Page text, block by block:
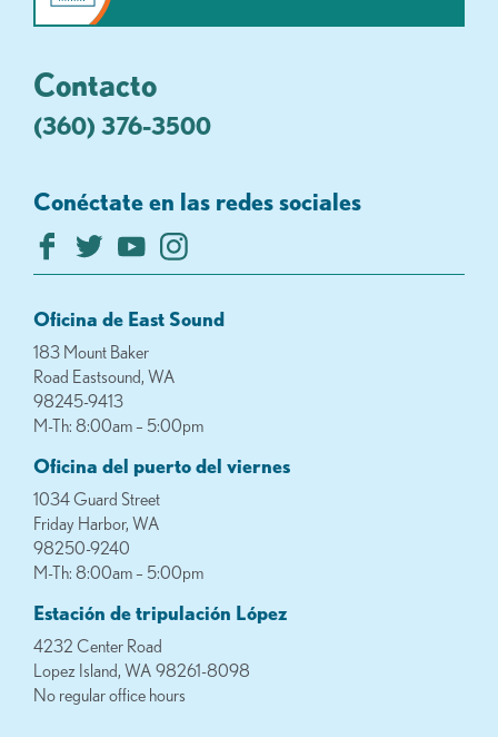
Contacto
(360) 376-3500
Conéctate en las redes sociales
Oficina de East Sound
183 Mount Baker
Road Eastsound, WA
98245-9413
M-Th: 8:00am – 5:00pm
Oficina del puerto del viernes
1034 Guard Street
Friday Harbor, WA
98250-9240
M-Th: 8:00am – 5:00pm
Estación de tripulación López
4232 Center Road
Lopez Island, WA 98261-8098
No regular office hours